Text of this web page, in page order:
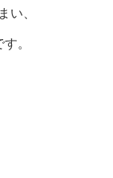
い、
。